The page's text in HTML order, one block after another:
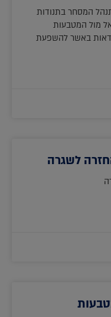
המסחר בתנודות
מול המטבעות
באשר להשפעת
לשגרה